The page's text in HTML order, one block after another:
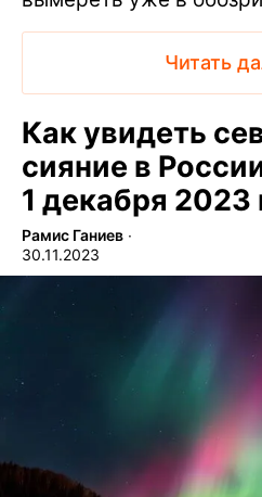
Читать
Как увидеть
сияние в
1 декабря 2023
Рамис Ганиев ∙
30.11.2023